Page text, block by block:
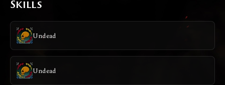
Skills
Undead
Undead